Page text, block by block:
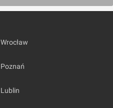
Wrocław
Poznań
Lublin